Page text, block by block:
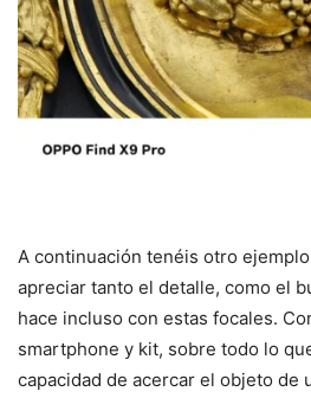
A continuación tenéis otro
apreciar tanto el detalle, como el
hace incluso con estas focales.
smartphone y kit, sobre todo lo
capacidad de acercar el objeto de